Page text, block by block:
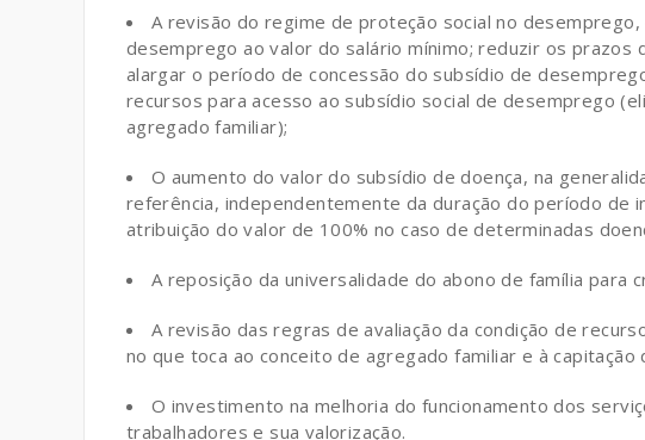
A revisão do regime de proteção social no
desemprego ao valor do salário mínimo; reduzir os
alargar o período de concessão do subsídio de
recursos para acesso ao subsídio social de desemprego
agregado familiar);
O aumento do valor do subsídio de doença, na
referência, independentemente da duração do período de
atribuição do valor de 100% no caso de determinadas
A reposição da universalidade do abono de família para
A revisão das regras de avaliação da condição de
no que toca ao conceito de agregado familiar e à capitação
O investimento na melhoria do funcionamento dos
trabalhadores e sua valorização.